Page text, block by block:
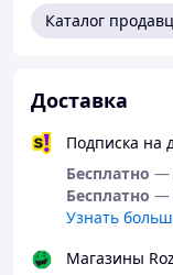
потребителей,
•Инновационные
современных
Каталог
Доставка
Подписка на
Бесплатно —
Бесплатно —
Узнать
Магазины